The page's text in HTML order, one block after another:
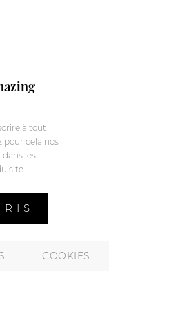
à tout
pour cela nos
les
site.
COOKIES